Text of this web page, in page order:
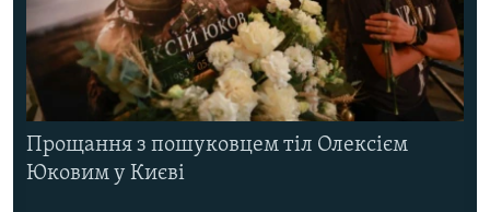
Прощання з пошуковцем тіл Олексієм
Юковим у Києві